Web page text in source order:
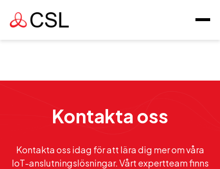
Kontakta oss
Kontakta oss idag för att lära dig mer om våra
IoT-anslutningslösningar. Vårt expertteam finns